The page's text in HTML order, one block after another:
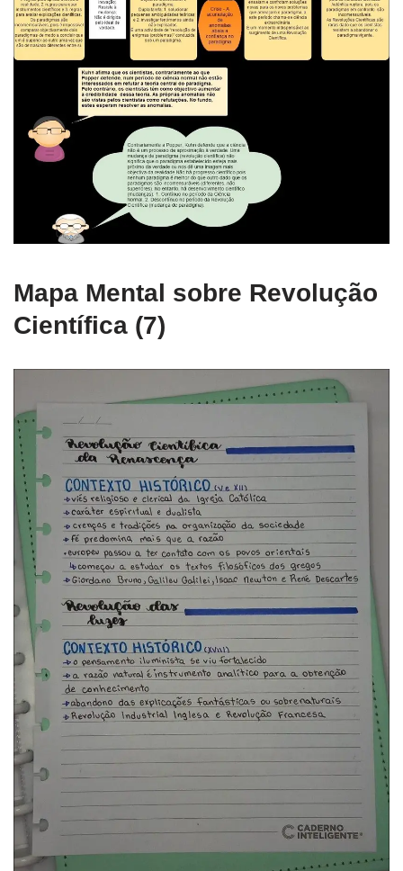
Mapa Mental sobre Revolução
Científica (7)